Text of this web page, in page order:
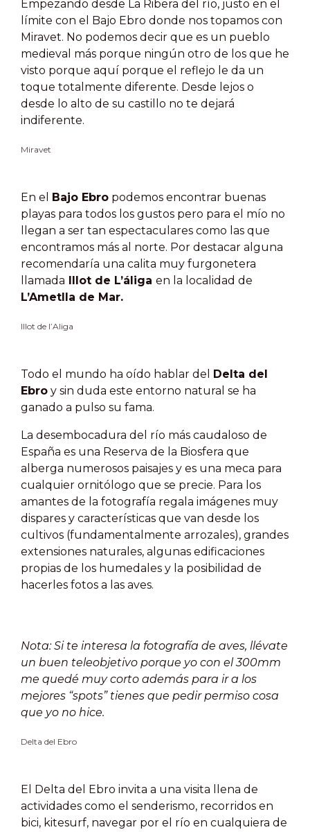
Empezando desde La Ribera del río, justo en el
límite con el Bajo Ebro donde nos topamos con
Miravet. No podemos decir que es un pueblo
medieval más porque ningún otro de los que he
visto porque aquí porque el reflejo le da un
toque totalmente diferente. Desde lejos o
desde lo alto de su castillo no te dejará
indiferente.
Miravet
En el Bajo Ebro podemos encontrar buenas
playas para todos los gustos pero para el mío no
llegan a ser tan espectaculares como las que
encontramos más al norte. Por destacar alguna
recomendaría una calita muy furgonetera
llamada Illot de L’áliga en la localidad de
L’Ametlla de Mar.
Illot de l’Aliga
Todo el mundo ha oído hablar del Delta del
Ebro y sin duda este entorno natural se ha
ganado a pulso su fama.
La desembocadura del río más caudaloso de
España es una Reserva de la Biosfera que
alberga numerosos paisajes y es una meca para
cualquier ornitólogo que se precie. Para los
amantes de la fotografía regala imágenes muy
dispares y características que van desde los
cultivos (fundamentalmente arrozales), grandes
extensiones naturales, algunas edificaciones
propias de los humedales y la posibilidad de
hacerles fotos a las aves.
Nota: Si te interesa la fotografía de aves, llévate
un buen teleobjetivo porque yo con el 300mm
me quedé muy corto además para ir a los
mejores “spots” tienes que pedir permiso cosa
que yo no hice.
Delta del Ebro
El Delta del Ebro invita a una visita llena de
actividades como el senderismo, recorridos en
bici, kitesurf, navegar por el río en cualquiera de